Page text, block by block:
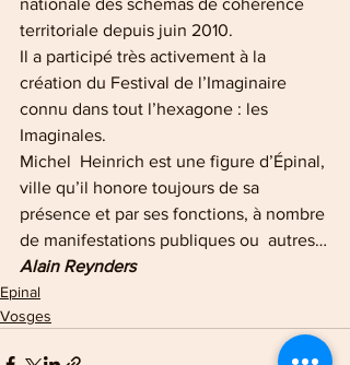
territoriale depuis juin 2010.
Il a participé très activement à la
création du Festival de l’Imaginaire
connu dans tout l’hexagone : les
Imaginales.
Michel  Heinrich est une figure d’Épinal,
ville qu’il honore toujours de sa
présence et par ses fonctions, à nombre
de manifestations publiques ou  autres…
Alain Reynders
Epinal
Vosges